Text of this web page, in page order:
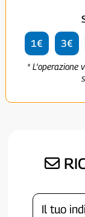
1€ 3€
* L'operazione